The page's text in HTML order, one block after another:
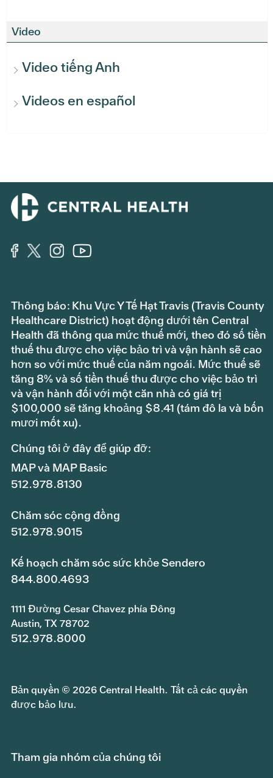
Video
Video tiếng Anh
Videos en español
Thông báo: Khu Vực Y Tế Hạt Travis (Travis County
Healthcare District) hoạt động dưới tên Central
Health đã thông qua mức thuế mới, theo đó số tiền
thuế thu được cho việc bảo trì và vận hành sẽ cao
hơn so với mức thuế của năm ngoái. Mức thuế sẽ
tăng 8% và số tiền thuế thu được cho việc bảo trì
và vận hành đối với một căn nhà có giá trị
$100,000 sẽ tăng khoảng $8.41 (tám đô la và bốn
mươi mốt xu).
Chúng tôi ở đây để giúp đỡ:
MAP và MAP Basic
512.978.8130
Chăm sóc cộng đồng
512.978.9015
Kế hoạch chăm sóc sức khỏe Sendero
844.800.4693
1111 Đường Cesar Chavez phía Đông
Austin, TX 78702
512.978.8000
Bản quyền © 2026 Central Health. Tất cả các quyền
được bảo lưu.
Tham gia nhóm của chúng tôi